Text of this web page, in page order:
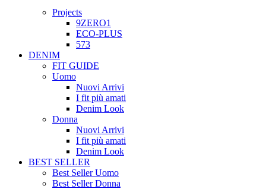
Projects
9ZERO1
ECO-PLUS
573
DENIM
FIT GUIDE
Uomo
Nuovi Arrivi
I fit più amati
Denim Look
Donna
Nuovi Arrivi
I fit più amati
Denim Look
BEST SELLER
Best Seller Uomo
Best Seller Donna